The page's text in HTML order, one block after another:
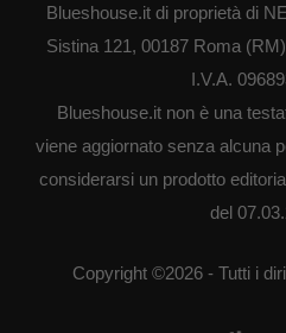
Blueshouse.it di proprietà di
Sistina 121, 00187 Roma
I.V.A.
Blueshouse.it non è una
viene aggiornato senza alcuna
considerarsi un prodotto
del
Copyright ©2026 - Tutti i